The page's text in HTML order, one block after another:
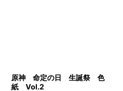
原神 命定の日 生誕祭 色
紙 Vol.2